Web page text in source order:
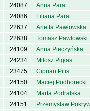
24087 Anna Parat
24086 Liliana Parat
22637 Arletta Pawłowska
22638 Tomasz Pawłowski
24109 Anna Pieczyńska
24234 Miłosz Pigłas
23475 Ciprian Pitis
24150 Maciej Podhorecki
24104 Marta Podralska
24151 Przemysław